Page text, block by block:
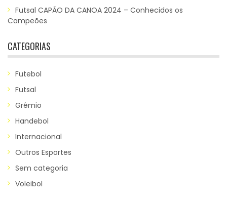
Futsal CAPÃO DA CANOA 2024 – Conhecidos os
Campeões
CATEGORIAS
Futebol
Futsal
Grêmio
Handebol
Internacional
Outros Esportes
Sem categoria
Voleibol